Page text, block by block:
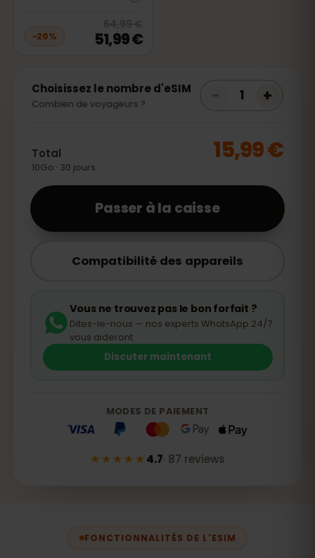
−20%
20
64,99 €
51,99 €
Choisissez le nombre d'eSIM
Combien de voyageurs ?
1 +
Total
10Go · 30 jours
15,99 €
Passer à la caisse
Compatibilité des appareils
Vous ne trouvez pas le bon forfait ?
Dites-le-nous — nos experts WhatsApp 24/7
vous aideront.
Discuter maintenant
MODES DE PAIEMENT
★★★★★4.7· 87 reviews
FONCTIONNALITÉS DE L'ESIM